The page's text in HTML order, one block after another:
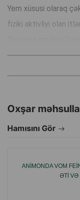
Yem xüsusi olaraq
fiziki aktivliyi olan
İtaliyada
• Tərkibində süni
• Sobada bişirilir.
Oxşar
Hamısını Gör
ANIMONDA VOM
ƏTI VƏ